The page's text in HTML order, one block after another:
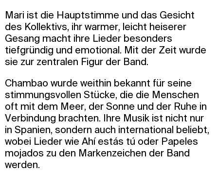
Mari ist die Hauptstimme und das Gesicht
des Kollektivs, ihr warmer, leicht heiserer
Gesang macht ihre Lieder besonders
tiefgründig und emotional. Mit der Zeit wurde
sie zur zentralen Figur der Band.
Chambao wurde weithin bekannt für seine
stimmungsvollen Stücke, die die Menschen
oft mit dem Meer, der Sonne und der Ruhe in
Verbindung brachten. Ihre Musik ist nicht nur
in Spanien, sondern auch international beliebt,
wobei Lieder wie Ahí estás tú oder Papeles
mojados zu den Markenzeichen der Band
werden.